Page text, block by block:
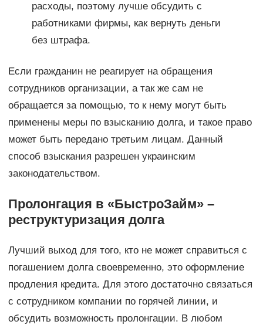
расходы, поэтому лучше обсудить с
работниками фирмы, как вернуть деньги
без штрафа.
Если гражданин не реагирует на обращения
сотрудников организации, а так же сам не
обращается за помощью, то к нему могут быть
применены меры по взысканию долга, и такое право
может быть передано третьим лицам. Данный
способ взыскания разрешен украинским
законодательством.
Пролонгация в «БыстроЗайм» –
реструктуризация долга
Лучший выход для того, кто не может справиться с
погашением долга своевременно, это оформление
продления кредита. Для этого достаточно связаться
с сотрудником компании по горячей линии, и
обсудить возможность пролонгации. В любом